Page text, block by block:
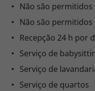
Não são
Não são permitidos
Recepção 24 h por
Serviço de
Serviço de
Serviço de quartos